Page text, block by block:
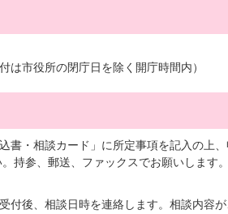
は市役所の閉庁日を除く開庁時間内）
書・相談カード」に所定事項を記入の上
持参、郵送、ファックスでお願いします。
付後、相談日時を連絡します。相談内容